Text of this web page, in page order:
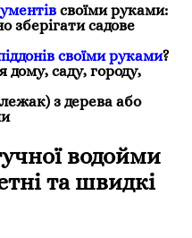
своїми руками:
зберігати садове
своїми руками?
дому, саду, городу,
з дерева або
водойми
та швидкі